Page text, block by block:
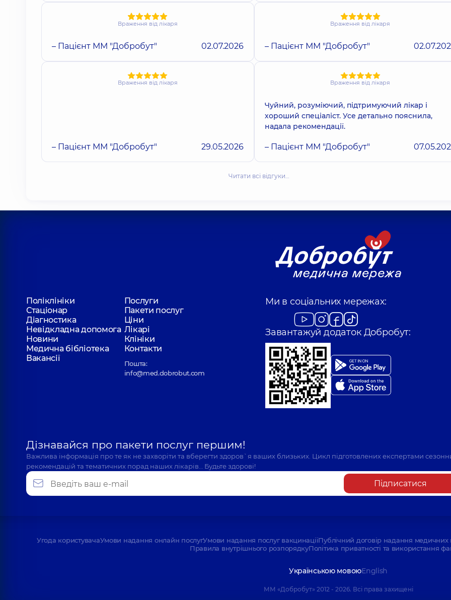
Враження від лікаря
– Пацієнт ММ "Добробут" 02.07.2026
Враження від лікаря
– Пацієнт ММ "Добробут"
Враження від лікаря
– Пацієнт ММ "Добробут" 29.05.2026
Враження від лікаря
Чуйний, розуміючий, підтримуючий лікар і
хороший спеціаліст. Усе детально пояснила,
надала рекомендації.
– Пацієнт ММ "Добробут"
Читати всі відгуки…
Поліклініки
Послуги
Стаціонар
Пакети послуг
Діагностика
Ціни
Невідкладна допомога Лікарі
Новини
Клініки
Медична бібліотека
Контакти
Вакансії
Пошта:
info@med.dobrobut.com
Ми в соціальних мережах:
Завантажуй додаток Добробут:
Дізнавайся про пакети послуг першим!
Важлива інформація про те як не захворіти та вберегти здоров`я ваших близьких. Цикл підготовлених експертами
рекомендацій та тематичних порад наших лікарів… Будьте здорові!
Підписатися
Угода користувачаУмови надання онлайн послугУмови надання послуг вакцинаціїПублічний договір надання медичних
Правила внутрішнього розпорядкуПолітика приватності та використання
Українською мовоюEnglish
ММ «Добробут» 2012 - 2026. Всі права захищені